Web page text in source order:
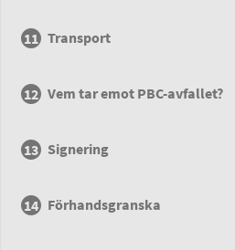
Transport
Vem tar emot PBC-avfallet?
Signering
Förhandsgranska